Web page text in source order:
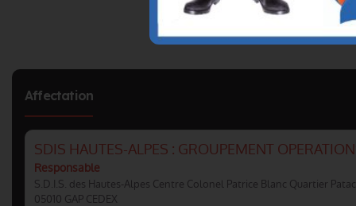
Affectation
SDIS HAUTES-ALPES : GROUPEMENT
Responsable
S.D.I.S. des Hautes-Alpes Centre Colonel Patrice Blanc Quartier Patac
05010 GAP CEDEX